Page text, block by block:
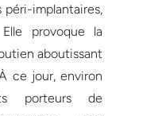
péri-implantaires,
provoque la
aboutissant
ce jour, environ
porteurs de